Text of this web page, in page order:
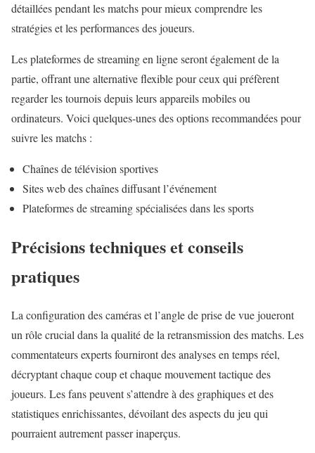
détaillées pendant les matchs pour mieux comprendre les
stratégies et les performances des joueurs.
Les plateformes de streaming en ligne seront également de la
partie, offrant une alternative flexible pour ceux qui préfèrent
regarder les tournois depuis leurs appareils mobiles ou
ordinateurs. Voici quelques-unes des options recommandées pour
suivre les matchs :
Chaînes de télévision sportives
Sites web des chaînes diffusant l’événement
Plateformes de streaming spécialisées dans les sports
Précisions techniques et conseils
pratiques
La configuration des caméras et l’angle de prise de vue joueront
un rôle crucial dans la qualité de la retransmission des matchs. Les
commentateurs experts fourniront des analyses en temps réel,
décryptant chaque coup et chaque mouvement tactique des
joueurs. Les fans peuvent s’attendre à des graphiques et des
statistiques enrichissantes, dévoilant des aspects du jeu qui
pourraient autrement passer inaperçus.